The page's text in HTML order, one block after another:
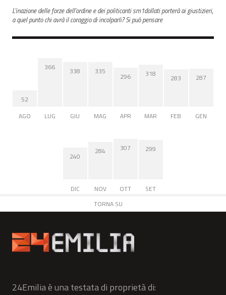
L'inazione delle forze dell'ordine e dei politicanti sm1dollati porterà ai giustizieri,
a quel punto chi avrà il coraggio di incolparli? Si può pensare
52
AGO
366
LUG
338
GIU
335
MAG
296
APR
318
MAR
283
FEB
287
GEN
240
DIC
284
NOV
307
OTT
299
SET
TORNA SU
24Emilia è una testata di proprietà di: